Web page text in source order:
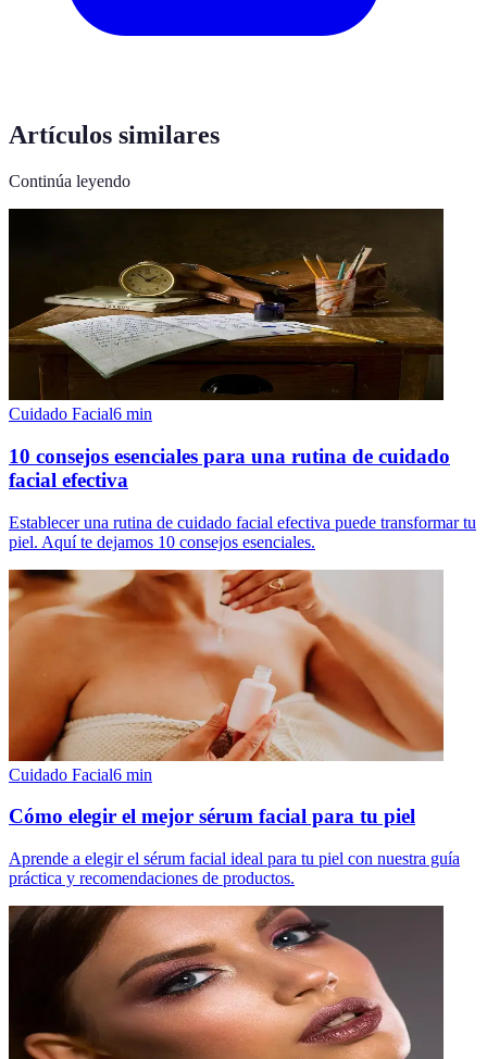
Artículos similares
Continúa leyendo
Cuidado Facial6 min
10 consejos esenciales para una rutina de cuidado
facial efectiva
Establecer una rutina de cuidado facial efectiva puede transformar tu
piel. Aquí te dejamos 10 consejos esenciales.
Cuidado Facial6 min
Cómo elegir el mejor sérum facial para tu piel
Aprende a elegir el sérum facial ideal para tu piel con nuestra guía
práctica y recomendaciones de productos.